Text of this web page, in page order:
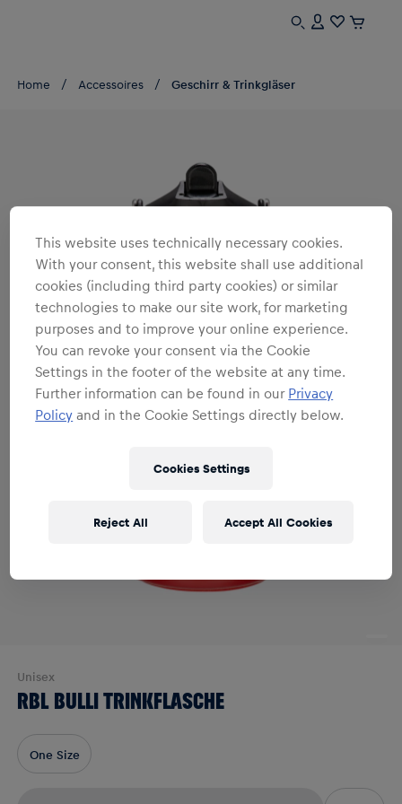
Home Accessoires Geschirr & Trinkgläser
Unisex
RBL BULLI TRINKFLASCHE
One Size
This website uses technically necessary cookies.
With your consent, this website shall use additional
cookies (including third party cookies) or similar
technologies to make our site work, for marketing
purposes and to improve your online experience.
You can revoke your consent via the Cookie
Settings in the footer of the website at any time.
Further information can be found in our Privacy
Policy and in the Cookie Settings directly below.
Cookies Settings
Reject All Accept All Cookies